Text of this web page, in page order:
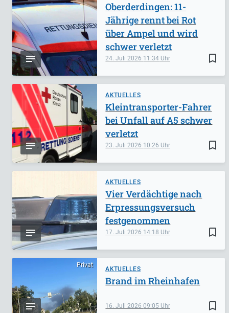
bookmark_border
24. Juli 2026 11:34
Oberderdingen: 11-
Jährige rennt bei Rot
über Ampel und wird
schwer verletzt
AKTUELLES
bookmark_border
23. Juli 2026 10:26
Kleintransporter-Fahrer
bei Unfall auf A5 schwer
verletzt
AKTUELLES
bookmark_border
17. Juli 2026 14:18
Vier Verdächtige nach
Erpressungsversuch
festgenommen
Privat
AKTUELLES
bookmark_border
16. Juli 202609:05
Brand im Rheinhafen